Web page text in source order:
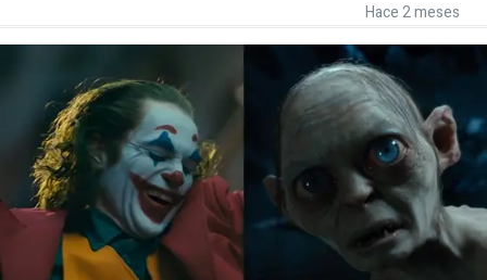
Hace 2 meses